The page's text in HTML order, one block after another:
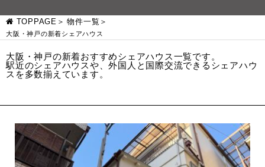
TOPPAGE 物件一覧
大阪・神戸の新着シェアハウス
大阪・神戸の新着おすすめシェアハウス一覧です。
駅近のシェアハウスや、外国人と国際交流できるシェアハウ
スを多数揃えています。